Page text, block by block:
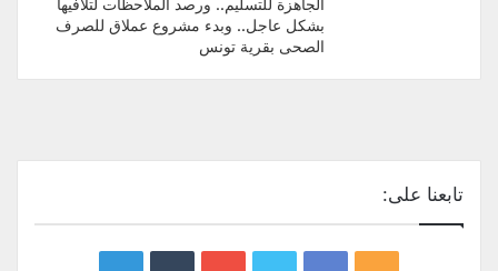
الجاهزة للتسليم.. ورصد الملاحظات لتلافيها
بشكل عاجل.. وبدء مشروع عملاق للصرف
الصحى بقرية تونس
تابعنا على: